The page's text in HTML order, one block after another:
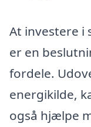
At investere i
er en
fordele.
energikilde,
også hjælpe